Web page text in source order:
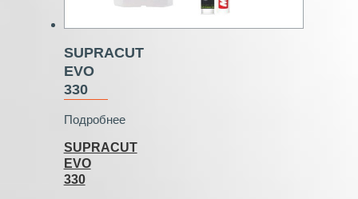
SUPRACUT
EVO
330
Подробнее
SUPRACUT
EVO
330